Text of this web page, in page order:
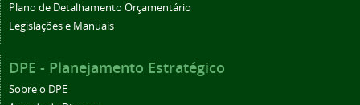
Plano de Detalhamento Orçamentário
Legislações e Manuais
DPE - Planejamento Estratégico
Sobre o DPE